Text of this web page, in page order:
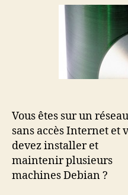
Vous êtes sur un réseau
sans accès Internet et
devez installer et
maintenir plusieurs
machines Debian ?